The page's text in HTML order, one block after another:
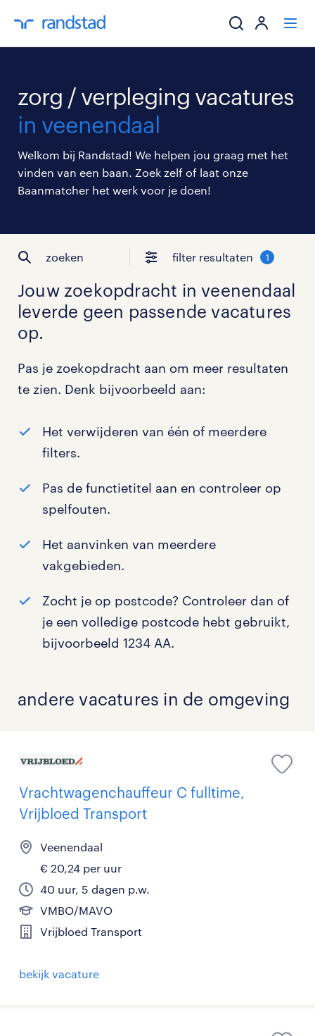
mijn carrière
over randstad
zorg / verpleging vacatures
in veenendaal
Welkom bij Randstad! We helpen jou graag met het
vinden van een baan. Zoek zelf of laat onze
Baanmatcher het werk voor je doen!
zoeken filter resultaten 1
Jouw zoekopdracht in veenendaal
leverde geen passende vacatures
op.
Pas je zoekopdracht aan om meer resultaten
te zien. Denk bijvoorbeeld aan:
Het verwijderen van één of meerdere
filters.
Pas de functietitel aan en controleer op
spelfouten.
Het aanvinken van meerdere
vakgebieden.
Zocht je op postcode? Controleer dan of
je een volledige postcode hebt gebruikt,
bijvoorbeeld 1234 AA.
andere vacatures in de omgeving
Vrachtwagenchauffeur C fulltime,
Vrijbloed Transport
Veenendaal
€ 20,24 per uur
40 uur, 5 dagen p.w.
VMBO/MAVO
Vrijbloed Transport
bekijk vacature